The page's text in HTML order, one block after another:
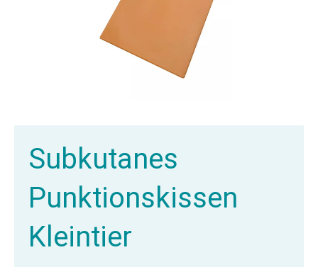
Subkutanes
Punktionskissen
Kleintier